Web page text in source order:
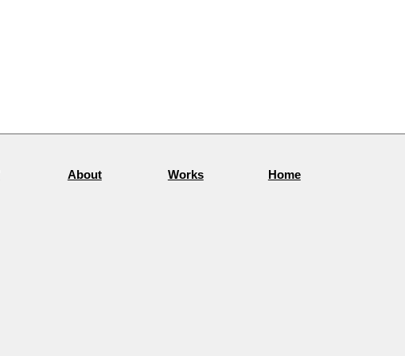
Home
Works
About